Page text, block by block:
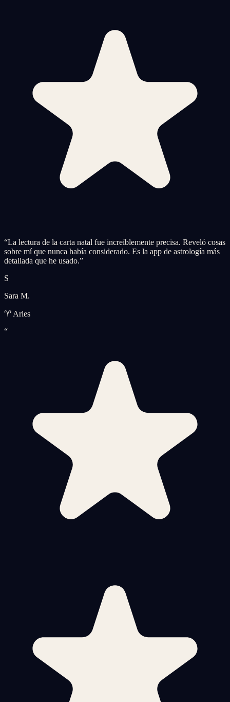
“La lectura de la carta natal fue increíblemente precisa. Reveló cosas
sobre mí que nunca había considerado. Es la app de astrología más
detallada que he usado.”
S
Sara M.
♈ Aries
“